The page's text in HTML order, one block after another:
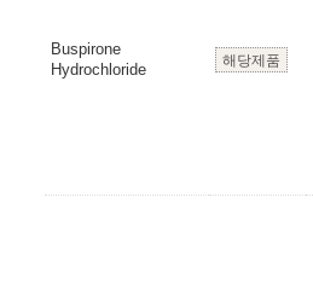
Buspirone
Hydrochloride
해당제품